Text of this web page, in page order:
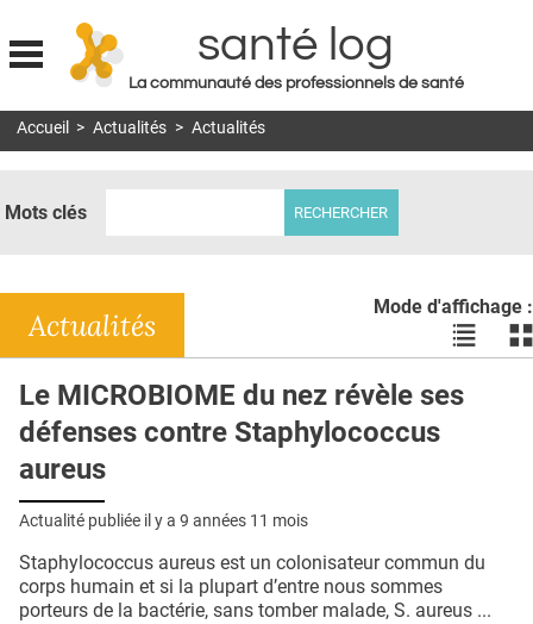
Jump to navigation
santé log
La communauté des professionnels de santé
MON COMPTE
DOSSIERS
RÉSEAUX
E-REVUE SAD
L'APP
PUBLICITÉ
Accueil > Actualités > Actualités
Mots clés
Mode d'affichage :
Voir
les
en
les
Actualités
Le MICROBIOME du nez révèle ses
défenses contre Staphylococcus
aureus
Actualité publiée il y a 9 années 11 mois
Staphylococcus aureus est un colonisateur commun du
corps humain et si la plupart d’entre nous sommes
porteurs de la bactérie, sans tomber malade, S. aureus ...